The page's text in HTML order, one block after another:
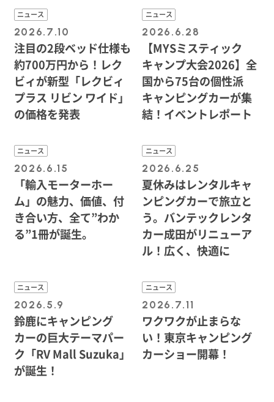
ニュース
2026.7.10
注目の2段ベッド仕様も
約700万円から！レク
ビィが新型「レクビィ
プラス リビン ワイド」
の価格を発表
ニュース
2026.6.28
【MYSミスティック
キャンプ大会2026】全
国から75台の個性派
キャンピングカーが集
結！イベントレポート
ニュース
2026.6.15
「輸入モーターホー
ム」の魅力、価値、付
き合い方、全て”わか
る”1冊が誕生。
ニュース
2026.6.25
夏休みはレンタルキャ
ンピングカーで旅立と
う。バンテックレンタ
カー成田がリニューア
ル！広く、快適に
ニュース
2026.5.9
鈴鹿にキャンピング
カーの巨大テーマパー
ク「RV Mall Suzuka」
が誕生！
ニュース
2026.7.11
ワクワクが止まらな
い！東京キャンピング
カーショー開幕！